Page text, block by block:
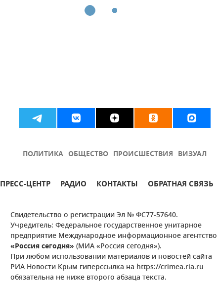
ПОЛИТИКА ОБЩЕСТВО ПРОИСШЕСТВИЯ ВИЗУАЛ
ПРЕСС-ЦЕНТР РАДИО КОНТАКТЫ ОБРАТНАЯ СВЯЗЬ
Свидетельство о регистрации Эл № ФС77-57640.
Учредитель: Федеральное государственное унитарное
предприятие Международное информационное агентство
«Россия сегодня» (МИА «Россия сегодня»).
При любом использовании материалов и новостей сайта
РИА Новости Крым гиперссылка на https://crimea.ria.ru
обязательна не ниже второго абзаца текста.